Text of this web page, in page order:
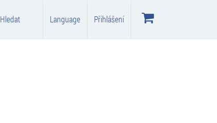
Hledat Language Přihlášení